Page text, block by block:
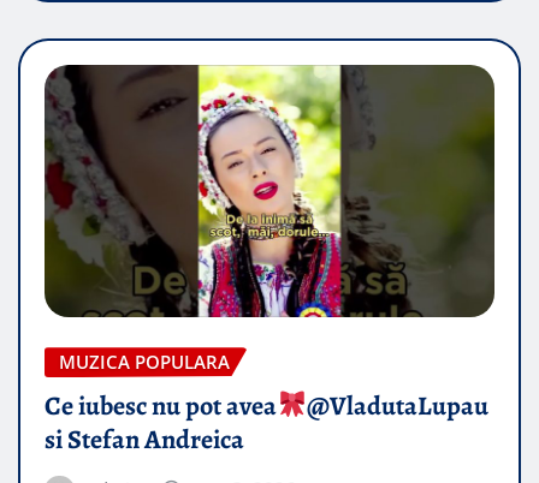
MUZICA POPULARA
Ce iubesc nu pot avea
​@VladutaLupau
si Stefan Andreica